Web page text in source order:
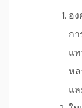
อ
ก
แ
ห
แ